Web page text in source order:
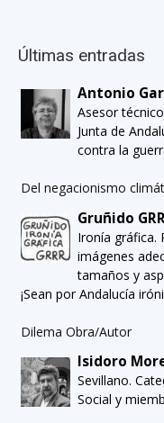
Últimas entradas
Antonio
Asesor
Junta de
contra la
Del negacionismo
Gruñido
Ironía gráfica.
imágenes
tamaños y
¡Sean por Andalucía
Dilema Obra/Autor
Isidoro
Sevillano.
Social y